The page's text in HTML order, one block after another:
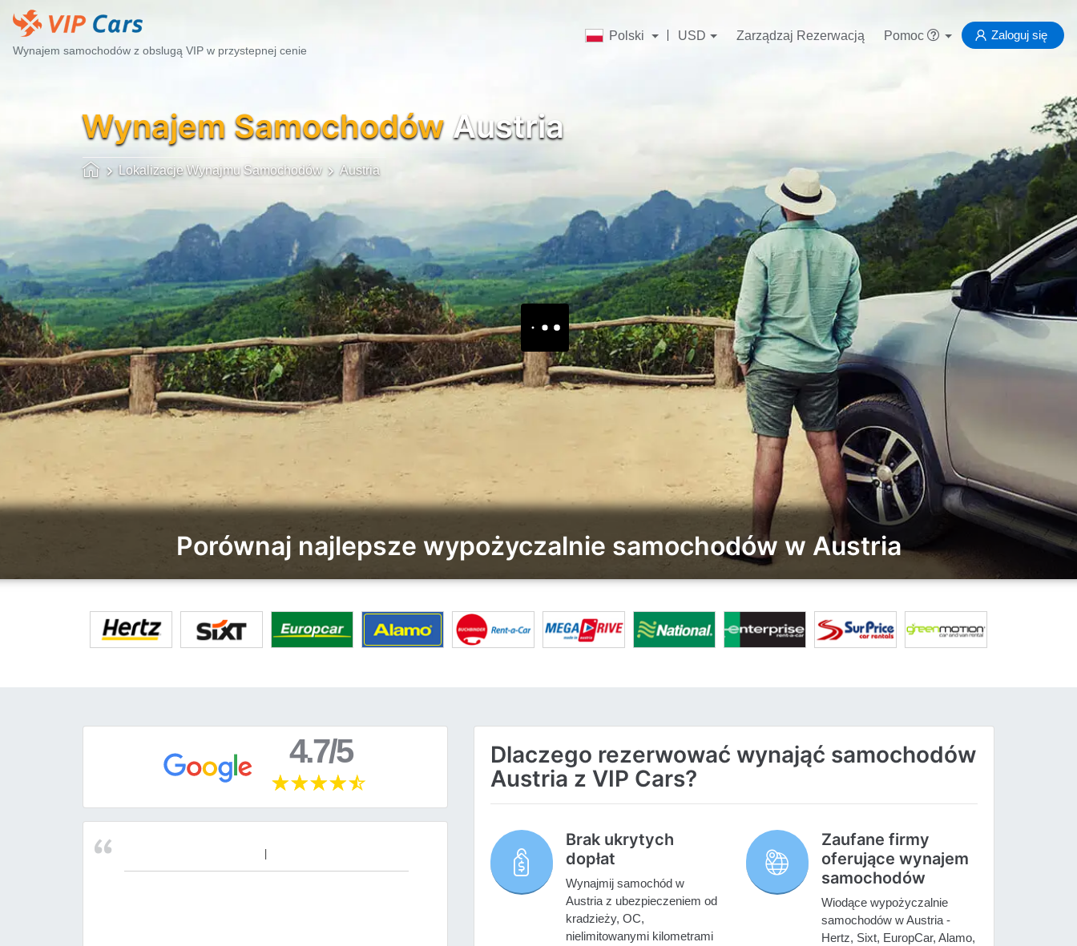
Wynajem samochodów z obslugą VIP w przystepnej cenie
Polski USD Zarządzaj Rezerwacją Pomoc Zaloguj się
Wynajem Samochodów Austria
Lokalizacje Wynajmu Samochodów Austria
Porównaj najlepsze wypożyczalnie samochodów w Austria
4.7/5
Dlaczego rezerwować wynająć samochodów
Austria z VIP Cars?
Brak ukrytych
dopłat
Wynajmij samochód w
Austria z ubezpieczeniem od
kradzieży, OC,
nielimitowanymi kilometrami
Zaufane firmy
oferujące wynajem
samochodów
Wiodące wypożyczalnie
samochodów w Austria -
Hertz, Sixt, EuropCar, Alamo,